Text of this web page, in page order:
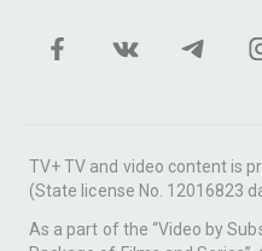
TV+ TV and video content is
(State license No. 12016823
As a part of the “Video by